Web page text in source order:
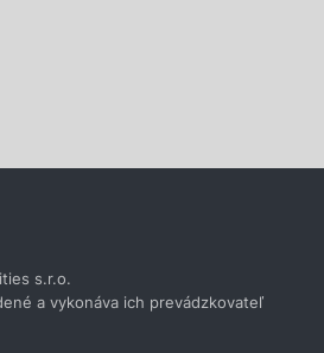
s.r.o.
a vykonáva ich prevádzkovateľ